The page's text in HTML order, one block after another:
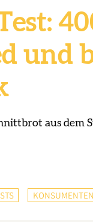
und
aus dem